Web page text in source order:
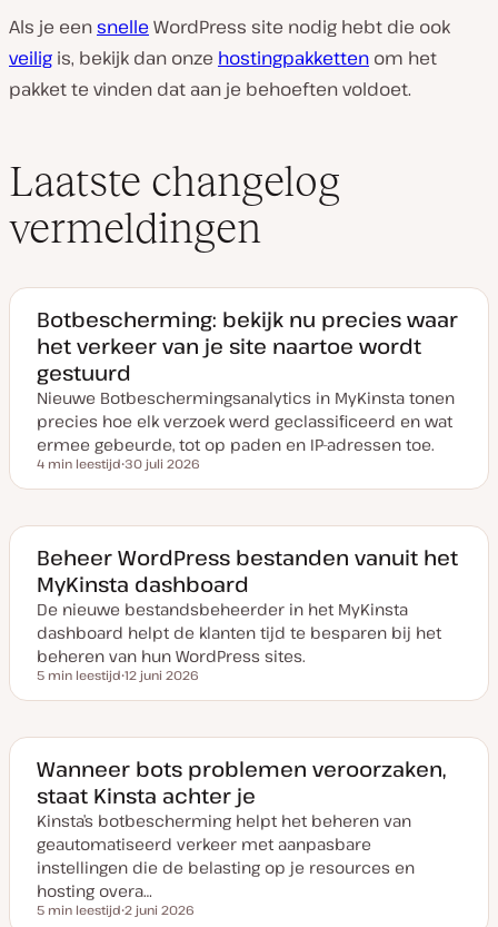
Als je eensnelle WordPress site nodig hebt die ook
veilig is, bekijk dan onze hostingpakketten om het
pakket te vinden dat aan je behoeften voldoet.
Laatste changelog
vermeldingen
Botbescherming: bekijk nu precies waar
het verkeer van je site naartoe wordt
gestuurd
Nieuwe Botbeschermingsanalytics in MyKinsta tonen
precies hoe elk verzoek werd geclassificeerd en wat
ermee gebeurde, tot op paden en IP-adressen toe.
Leestijd
4 min leestijd
a
u
v
a
n
u
p
d
a
t
e
30 juli 2026
Beheer WordPress bestanden vanuit het
MyKinsta dashboard
De nieuwe bestandsbeheerder in het MyKinsta
dashboard helpt de klanten tijd te besparen bij het
beheren van hun WordPress sites.
Leestijd
5 min leestijd
a
u
v
a
n
u
p
d
a
t
e
12 juni 2026
Wanneer bots problemen veroorzaken,
staat Kinsta achter je
Kinsta’s botbescherming helpt het beheren van
geautomatiseerd verkeer met aanpasbare
instellingen die de belasting op je resources en
hosting overa…
Leestijd
5 min leestijd 2 juni 2026